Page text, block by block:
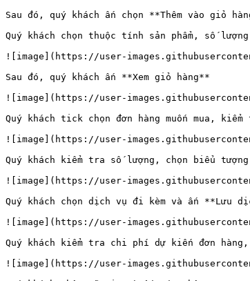
Sau đó, quý khách ấn chọn **Thêm vào giỏ
Quý khách chọn thuộc tính sản phẩm, số
![image](https://user-
Sau đó, quý khách ấn **Xem giỏ hàng**
![image](https://user-
Quý khách tick chọn đơn hàng muốn mua,
![image](https://user-
Quý khách kiểm tra số lượng, chọn biểu
![image](https://user-
Quý khách chọn dịch vụ đi kèm và ấn **Lưu
![image](https://user-
Quý khách kiểm tra chi phí dự kiến đơn hàng,
![image](https://user-